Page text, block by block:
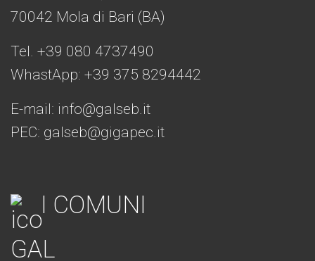
70042 Mola di Bari (BA)
Tel. +39 080 4737490
WhastApp: +39 375 8294442
E-mail: info@galseb.it
PEC: galseb@gigapec.it
I COMUNI